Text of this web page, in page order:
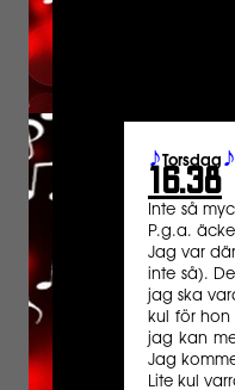
♪Torsdag ♪
16.38
Inte så
P.g.a.
Jag var
inte så).
jag ska
kul för hon
jag kan
Jag
Lite kul